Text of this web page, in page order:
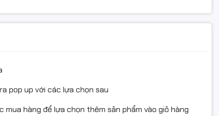
pop up với các lựa chọn sau
hàng để lựa chọn thêm sản phẩm vào giỏ hàng
#CF363A #HopMucDo #HopMucMagenta
#HopMucMFP577